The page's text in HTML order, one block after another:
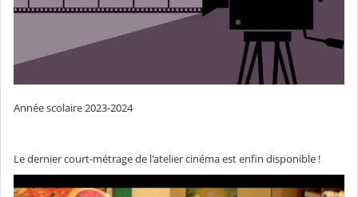
Année scolaire 2023-2024
Le dernier court-métrage de l'atelier cinéma est enfin disponible !